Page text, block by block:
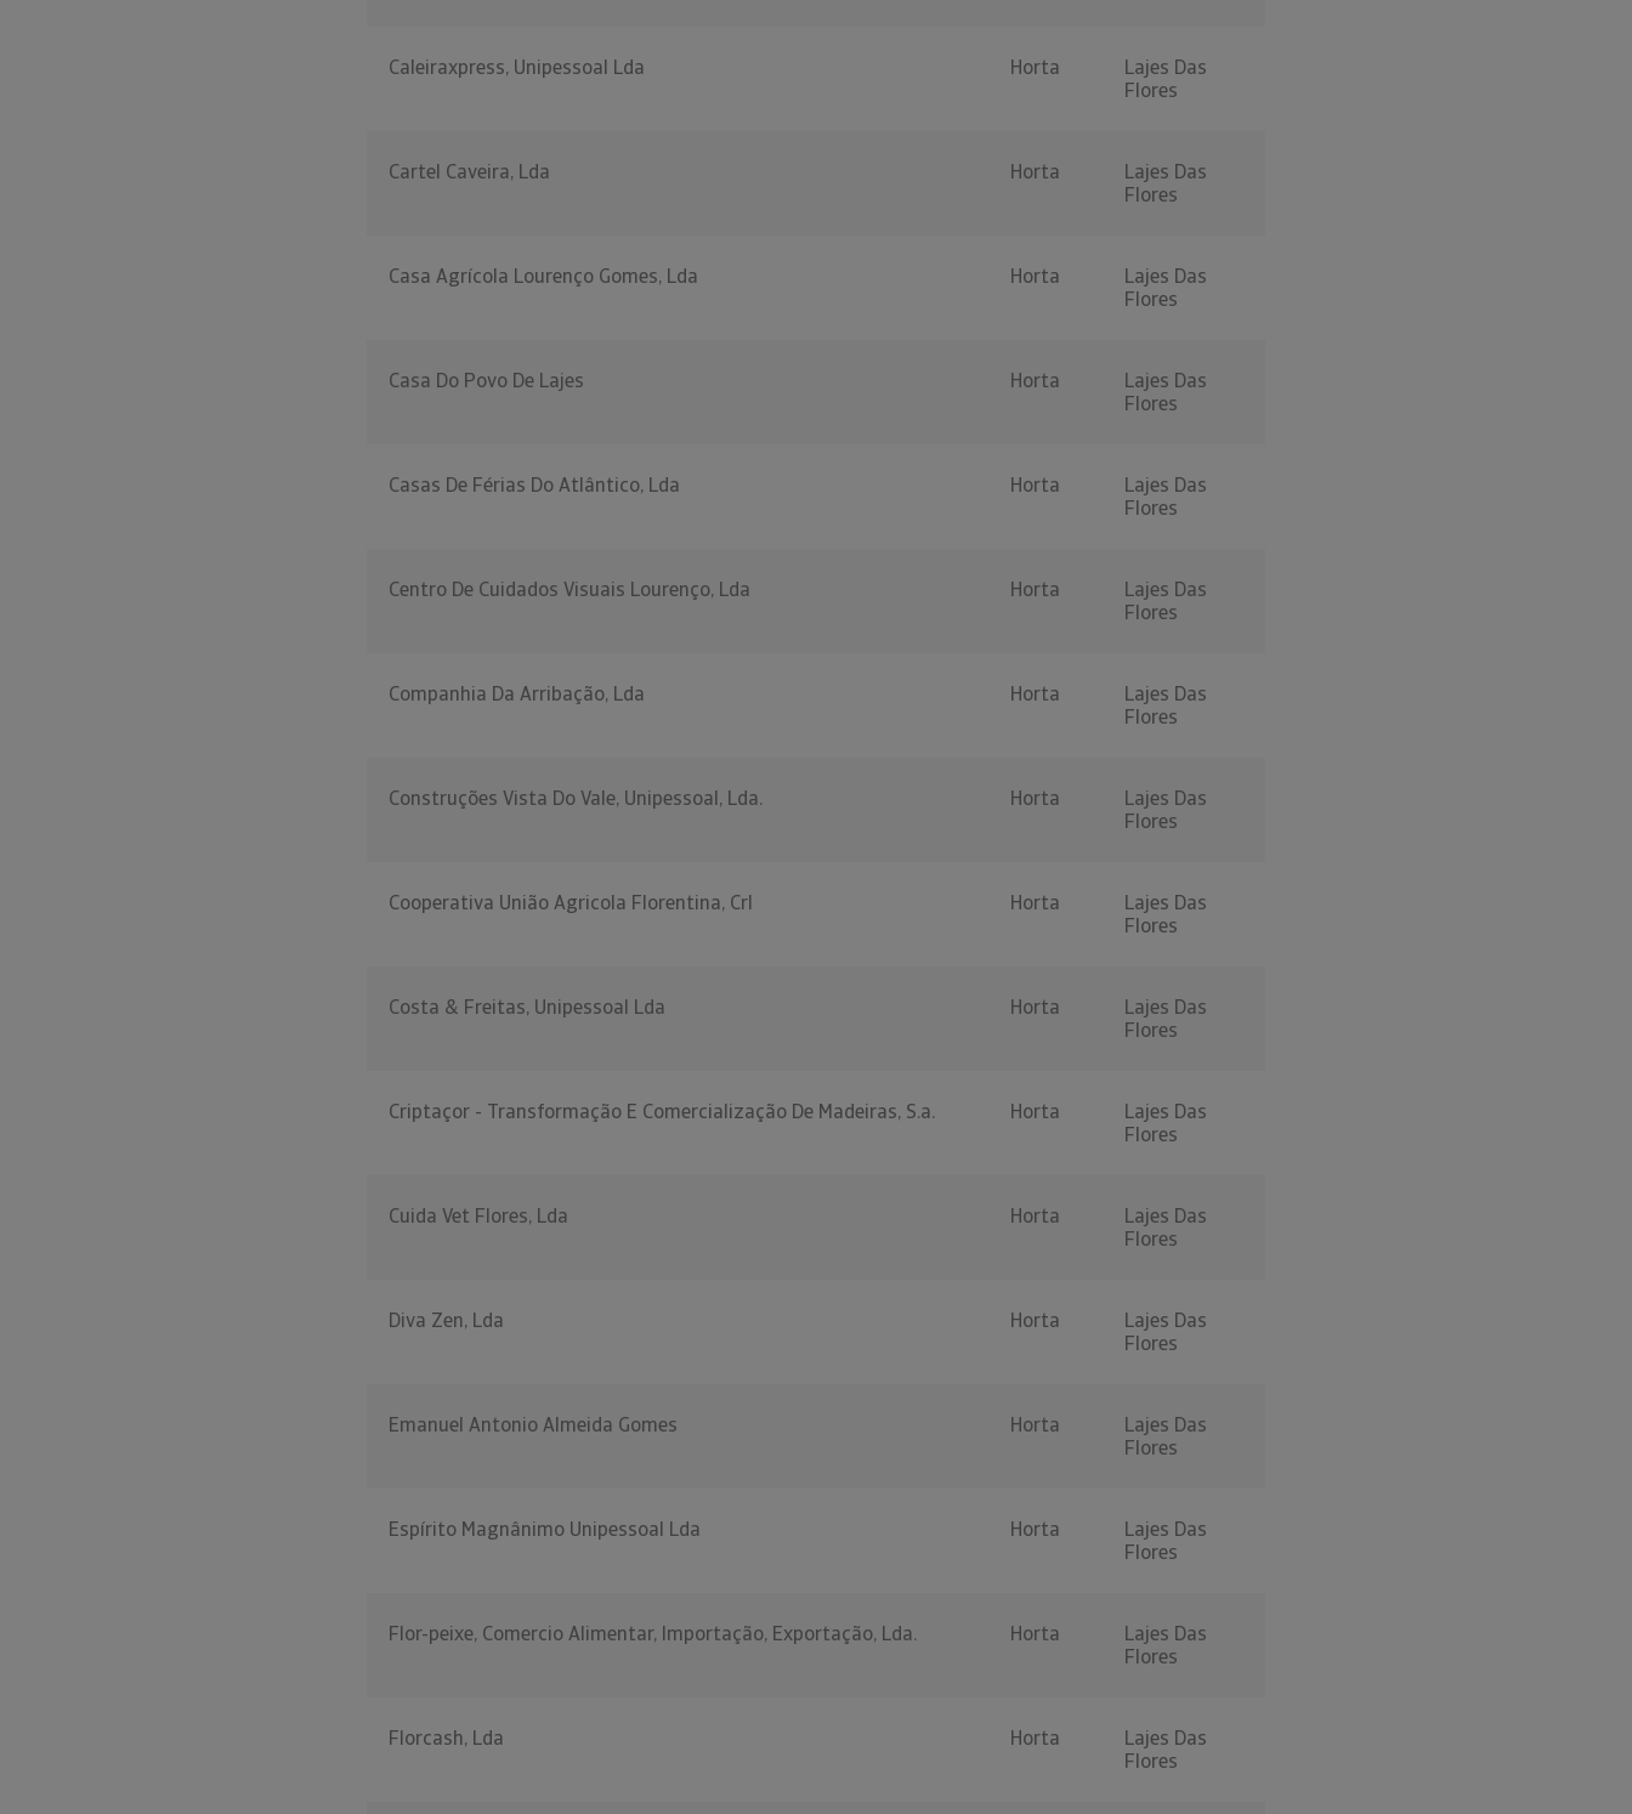
Caleiraxpress, Unipessoal Lda Horta
Lajes Das
Flores
Cartel Caveira, Lda Horta
Lajes Das
Flores
Casa Agrícola Lourenço Gomes, Lda Horta
Lajes Das
Flores
Casa Do Povo De Lajes Horta
Lajes Das
Flores
Casas De Férias Do Atlântico, Lda Horta
Lajes Das
Flores
Centro De Cuidados Visuais Lourenço, Lda Horta
Lajes Das
Flores
Companhia Da Arribação, Lda Horta
Lajes Das
Flores
Construções Vista Do Vale, Unipessoal, Lda. Horta
Lajes Das
Flores
Cooperativa União Agricola Florentina, Crl Horta
Lajes Das
Flores
Costa & Freitas, Unipessoal Lda Horta
Lajes Das
Flores
Criptaçor - Transformação E Comercialização De Madeiras, S.a. Horta
Lajes Das
Flores
Cuida Vet Flores, Lda Horta
Lajes Das
Flores
Diva Zen, Lda Horta
Lajes Das
Flores
Emanuel Antonio Almeida Gomes Horta
Lajes Das
Flores
Espírito Magnânimo Unipessoal Lda Horta
Lajes Das
Flores
Flor-peixe, Comercio Alimentar, Importação, Exportação, Lda. Horta
Lajes Das
Flores
Florcash, Lda Horta
Lajes Das
Flores